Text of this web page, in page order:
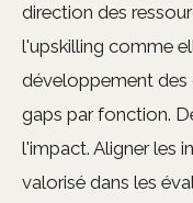
direction des
l'upskilling comme
développement des
gaps par fonction.
l'impact. Aligner les
valorisé dans les